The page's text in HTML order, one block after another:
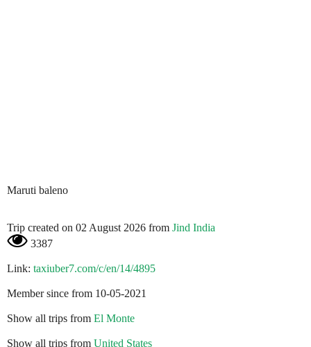
Maruti baleno
Trip created on 02 August 2026 from Jind India
3387
Link: taxiuber7.com/c/en/14/4895
Member since from 10-05-2021
Show all trips from El Monte
Show all trips from United States